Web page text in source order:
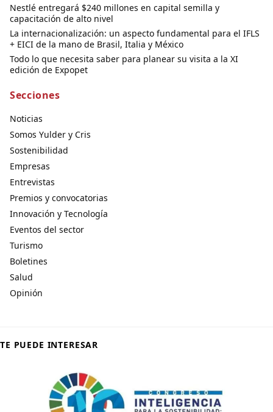
Nestlé entregará $240 millones en capital semilla y
capacitación de alto nivel
La internacionalización: un aspecto fundamental para el IFLS
+ EICI de la mano de Brasil, Italia y México
Todo lo que necesita saber para planear su visita a la XI
edición de Expopet
Secciones
Noticias
Somos Yulder y Cris
Sostenibilidad
Empresas
Entrevistas
Premios y convocatorias
Innovación y Tecnología
Eventos del sector
Turismo
Boletines
Salud
Opinión
TE PUEDE INTERESAR